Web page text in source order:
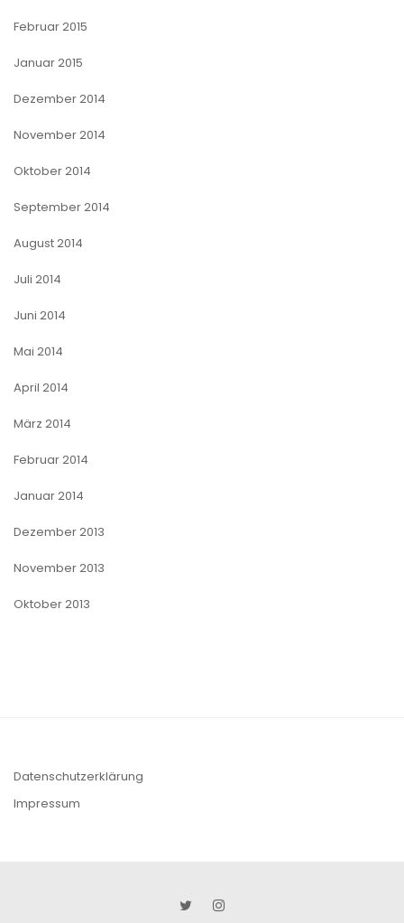
Februar 2015
Januar 2015
Dezember 2014
November 2014
Oktober 2014
September 2014
August 2014
Juli 2014
Juni 2014
Mai 2014
April 2014
März 2014
Februar 2014
Januar 2014
Dezember 2013
November 2013
Oktober 2013
Datenschutzerklärung
Impressum